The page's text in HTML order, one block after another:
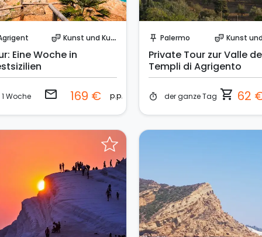
theater_comedy Kunst und Kultur
Eine Woche in
1 Woche email 169 € p.p.
push_pin Palermo theater_comedy Kunst und
Private Tour zur Valle
Templi di Agrigento
timer der ganze Tag shopping_cart 62